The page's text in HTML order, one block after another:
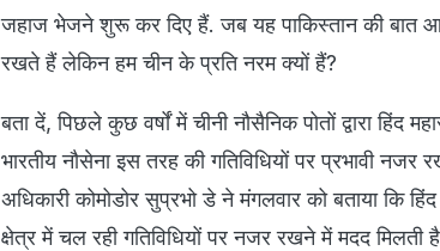
जहाज भेजने शुरू कर दिए हैं. जब यह पाकिस्तान की बात
रखते हैं लेकिन हम चीन के प्रति नरम क्यों हैं?
बता दें, पिछले कुछ वर्षों में चीनी नौसैनिक पोतों द्वारा हिंद
भारतीय नौसेना इस तरह की गतिविधियों पर प्रभावी नजर
अधिकारी कोमोडोर सुप्रभो डे ने मंगलवार को बताया कि
क्षेत्र में चल रही गतिविधियों पर नजर रखने में मदद मिलती